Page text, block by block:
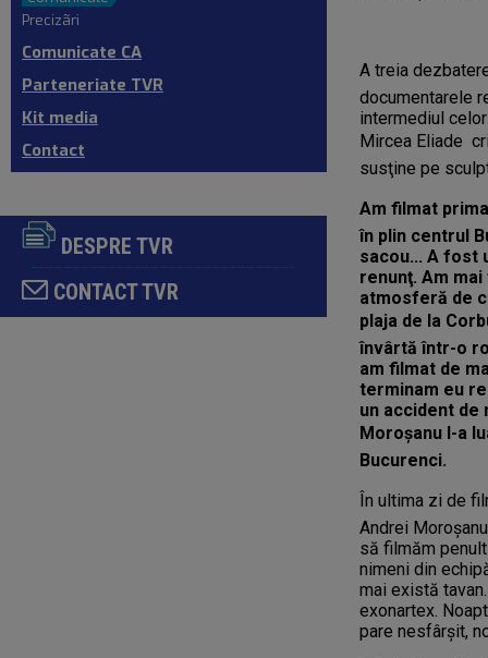
Precizãri
Comunicate CA
Parteneriate TVR
Kit media
Contact
DESPRE TVR
CONTACT TVR
A treia
documentarele
intermediul
Mircea Eliade 
susţine pe
Am filmat
în plin centrul
sacou... A fost
renunţ. Am
atmosferă de
plaja de la
învârtă într-o
am filmat de
terminam eu
un accident de
Moroşanu l-a
Bucurenci.
În ultima zi de
Andrei
să filmăm
nimeni din
mai există
exonartex.
pare nesfârşit,